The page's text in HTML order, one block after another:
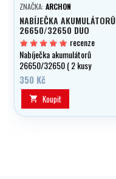
ZNAČKA: ARCHON
NABÍJEČKA AKUMULÁTORŮ
26650/32650 DUO
recenze
Nabíječka akumulátorů
26650/32650 ( 2 kusy
současně), s indikací nabíjení
LED.
350 Kč
 Koupit